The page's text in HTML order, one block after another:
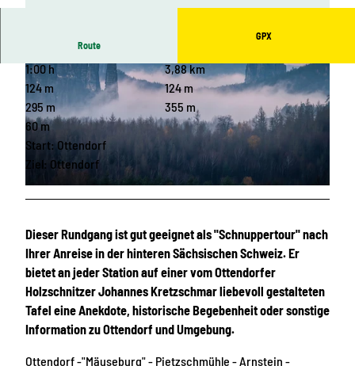
Route
GPX
1:00 h
3,88 km
124 m
124 m
295 m
355 m
60 m
Start: Ottendorf
Ziel: Ottendorf
Dieser Rundgang ist gut geeignet als "Schnuppertour" nach
Ihrer Anreise in der hinteren Sächsischen Schweiz. Er
bietet an jeder Station auf einer vom Ottendorfer
Holzschnitzer Johannes Kretzschmar liebevoll gestalteten
Tafel eine Anekdote, historische Begebenheit oder sonstige
Information zu Ottendorf und Umgebung.
Ottendorf -"Mäuseburg" - Pietzschmühle - Arnstein -